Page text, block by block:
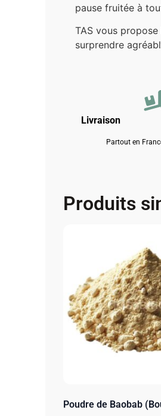
pause fruitée à
TAS vous
surprendre
Livraison
Partout en
Produits
Poudre de Baobab